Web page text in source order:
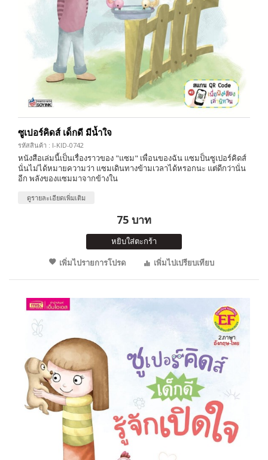
ซูเปอร์คิดส์ เด็กดี มีน้ำใจ
รหัสสินค้า : I-KID-0742
หนังสือเล่มนี้เป็นเรื่องราวของ "แซม" เพื่อนของฉัน แซมป็นซูเปอร์คิดส์
นั่นไม่ได้หมายความว่า แซมเดินทางข้ามเวลาได้หรอกนะ แต่ดีกว่านั่น
อีก พลังของแซมมาจากข้างใน
ดูรายละเอียดเพิ่มเติม
75 บาท
หยิบใส่ตะกร้า
เพิ่มไปรายการโปรด
เพิ่มไปเปรียบเทียบ